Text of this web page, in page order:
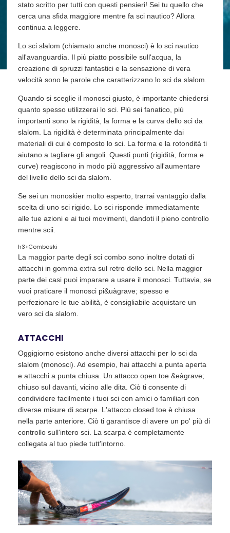
stato scritto per tutti con questi pensieri! Sei tu quello che
cerca una sfida maggiore mentre fa sci nautico? Allora
continua a leggere.
Lo sci slalom (chiamato anche monosci) è lo sci nautico
all'avanguardia. Il più piatto possibile sull'acqua, la
creazione di spruzzi fantastici e la sensazione di vera
velocità sono le parole che caratterizzano lo sci da slalom.
Quando si sceglie il monosci giusto, è importante chiedersi
quanto spesso utilizzerai lo sci. Più sei fanatico, più
importanti sono la rigidità, la forma e la curva dello sci da
slalom. La rigidità è determinata principalmente dai
materiali di cui è composto lo sci. La forma e la rotondità ti
aiutano a tagliare gli angoli. Questi punti (rigidità, forma e
curve) reagiscono in modo più aggressivo all'aumentare
del livello dello sci da slalom.
Se sei un monoskier molto esperto, trarrai vantaggio dalla
scelta di uno sci rigido. Lo sci risponde immediatamente
alle tue azioni e ai tuoi movimenti, dandoti il ​​pieno controllo
mentre scii.
h3>Comboski
La maggior parte degli sci combo sono inoltre dotati di
attacchi in gomma extra sul retro dello sci. Nella maggior
parte dei casi puoi imparare a usare il monosci. Tuttavia, se
vuoi praticare il monosci pi&uàgrave; spesso e
perfezionare le tue abilità, è consigliabile acquistare un
vero sci da slalom.
ATTACCHI
Oggigiorno esistono anche diversi attacchi per lo sci da
slalom (monosci). Ad esempio, hai attacchi a punta aperta
e attacchi a punta chiusa. Un attacco open toe &eàgrave;
chiuso sul davanti, vicino alle dita. Ciò ti consente di
condividere facilmente i tuoi sci con amici o familiari con
diverse misure di scarpe. L'attacco closed toe è chiusa
nella parte anteriore. Ciò ti garantisce di avere un po' più di
controllo sull'intero sci. La scarpa è completamente
collegata al tuo piede tutt'intorno.